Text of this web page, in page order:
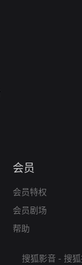
会员
会员特权
会员剧场
帮助
搜狐影音 - 搜